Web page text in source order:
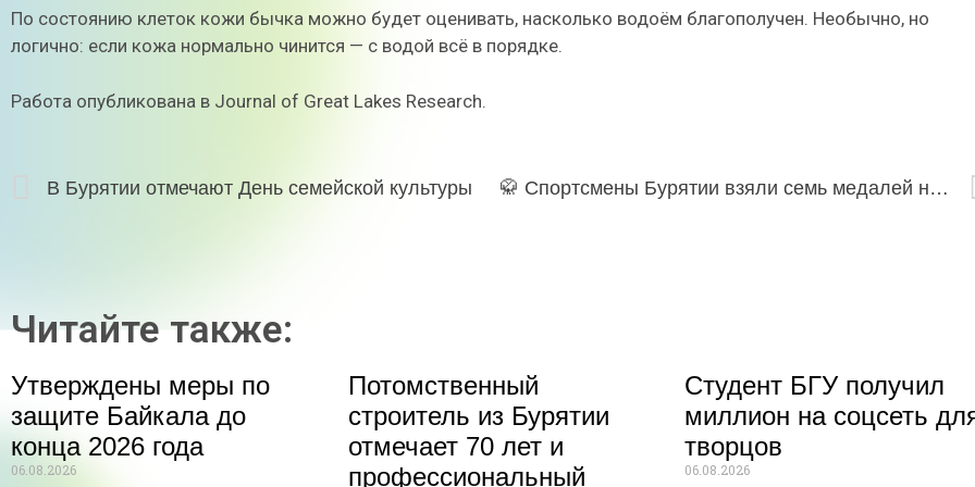
По состоянию клеток кожи бычка можно будет оценивать, насколько водоём благополучен. Необычно, но
логично: если кожа нормально чинится — с водой всё в порядке.
Работа опубликована в Journal of Great Lakes Research.
В Бурятии отмечают День семейской культуры 🥋 Спортсмены Бурятии взяли семь медалей на всероссийском турнире по паракаратэ
Читайте также:
Утверждены меры по
защите Байкала до
конца 2026 года
06.08.2026
Потомственный
строитель из Бурятии
отмечает 70 лет и
профессиональный
Студент БГУ получил
миллион на соцсеть
творцов
06.08.2026